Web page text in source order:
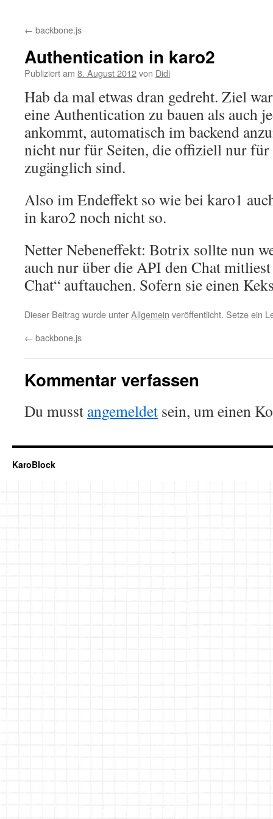
springen
← backbone.js
Authentication in karo2
Publiziert am 8. August 2012von Didi
Hab da mal etwas dran gedreht. Ziel
eine Authentication zu bauen als auch
ankommt, automatisch im backend
nicht nur für Seiten, die offiziell nur für
zugänglich sind.
Also im Endeffekt so wie bei karo1
in karo2 noch nicht so.
Netter Nebeneffekt: Botrix sollte nun
auch nur über die API den Chat
Chat“ auftauchen. Sofern sie einen
Dieser Beitrag wurde unterAllgemein veröffentlicht. Setze ein
← backbone.js
Kommentar verfassen
Du musst angemeldet sein, um einen
KaroBlock